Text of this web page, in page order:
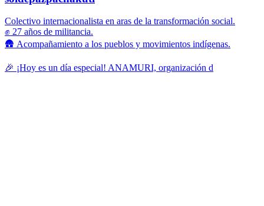
Colectivo internacionalista en aras de la transformación social.
✊ 27 años de militancia.
🛖 Acompañamiento a los pueblos y movimientos indígenas.
🎉 ¡Hoy es un día especial! ANAMURI, organización d